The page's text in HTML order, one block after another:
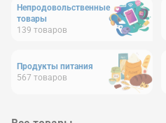
Непродовольственные
товары
139 товаров
Продукты питания
567 товаров